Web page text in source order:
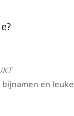
bijnamen en leuke